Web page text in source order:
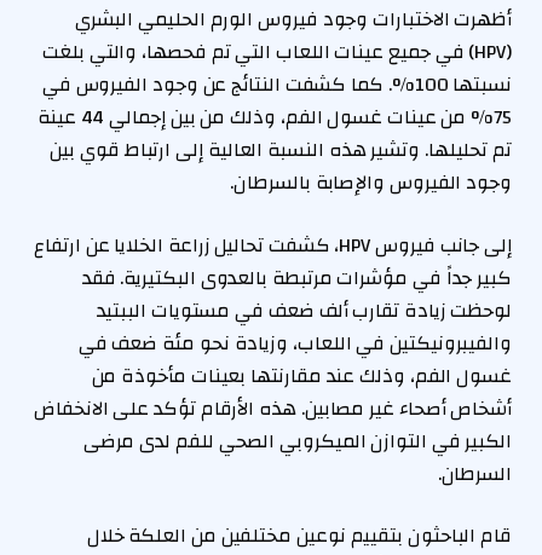
أظهرت الاختبارات وجود فيروس الورم الحليمي البشري
(HPV) في جميع عينات اللعاب التي تم فحصها، والتي بلغت
نسبتها 100%. كما كشفت النتائج عن وجود الفيروس في
75% من عينات غسول الفم، وذلك من بين إجمالي 44 عينة
تم تحليلها. وتشير هذه النسبة العالية إلى ارتباط قوي بين
وجود الفيروس والإصابة بالسرطان.
إلى جانب فيروس HPV، كشفت تحاليل زراعة الخلايا عن ارتفاع
كبير جداً في مؤشرات مرتبطة بالعدوى البكتيرية. فقد
لوحظت زيادة تقارب ألف ضعف في مستويات الببتيد
والفيبرونيكتين في اللعاب، وزيادة نحو مئة ضعف في
غسول الفم، وذلك عند مقارنتها بعينات مأخوذة من
أشخاص أصحاء غير مصابين. هذه الأرقام تؤكد على الانخفاض
الكبير في التوازن الميكروبي الصحي للفم لدى مرضى
السرطان.
قام الباحثون بتقييم نوعين مختلفين من العلكة خلال